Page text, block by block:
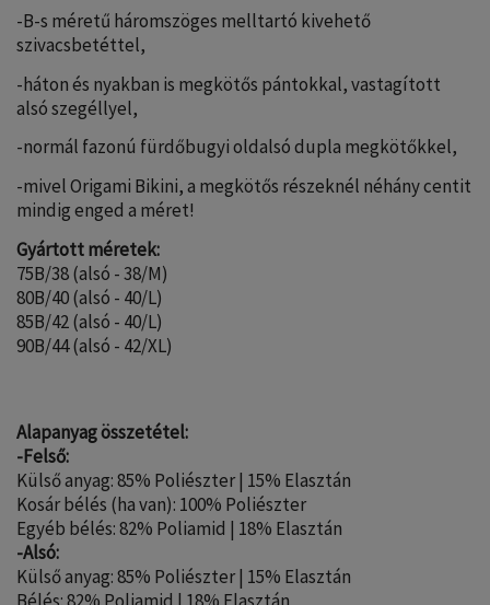
-B-s méretű háromszöges melltartó kivehető
szivacsbetéttel,
-háton és nyakban is megkötős pántokkal, vastagított
alsó szegéllyel,
-normál fazonú fürdőbugyi oldalsó dupla megkötőkkel,
-mivel Origami Bikini, a megkötős részeknél néhány centit
mindig enged a méret!
Gyártott méretek:
75B/38 (alsó - 38/M)
80B/40 (alsó - 40/L)
85B/42 (alsó - 40/L)
90B/44 (alsó - 42/XL)
Alapanyag összetétel:
-Felső:
Külső anyag: 85% Poliészter | 15% Elasztán
Kosár bélés (ha van): 100% Poliészter
Egyéb bélés: 82% Poliamid | 18% Elasztán
-Alsó:
Külső anyag: 85% Poliészter | 15% Elasztán